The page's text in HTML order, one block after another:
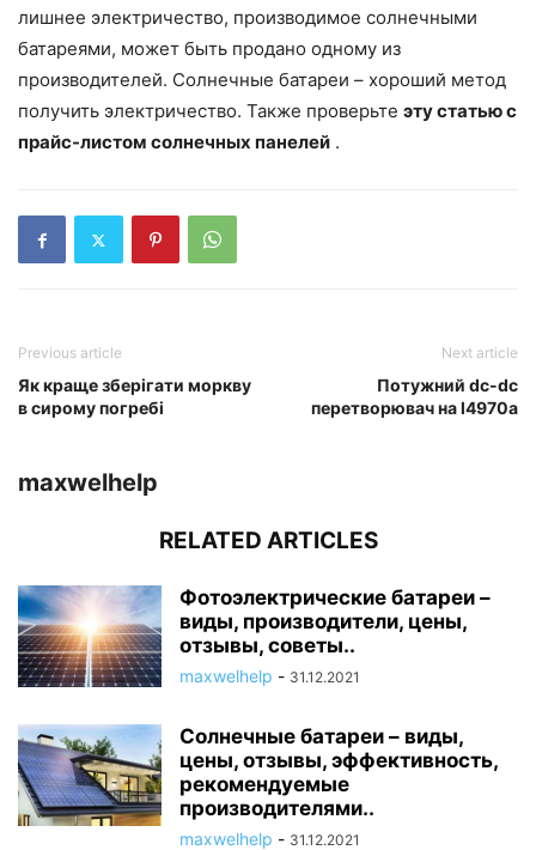
лишнее электричество, производимое солнечными
батареями, может быть продано одному из
производителей. Солнечные батареи – хороший метод
получить электричество. Также проверьте эту статью с
прайс-листом солнечных панелей .
Previous article
Як краще зберігати моркву
в сирому погребі
Next article
Потужний dc-dc
перетворювач на l4970a
maxwelhelp
RELATED ARTICLES
Фотоэлектрические батареи –
виды, производители, цены,
отзывы, советы..
maxwelhelp - 31.12.2021
Солнечные батареи – виды,
цены, отзывы, эффективность,
рекомендуемые
производителями..
maxwelhelp - 31.12.2021